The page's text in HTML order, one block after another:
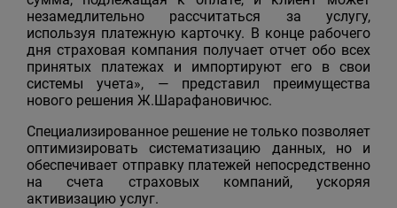
незамедлительно рассчитаться за услугу,
используя платежную карточку. В конце рабочего
дня страховая компания получает отчет обо всех
принятых платежах и импортируют его в свои
системы учета», — представил преимущества
нового решения Ж.Шарафановичюс.
Специализированное решение не только позволяет
оптимизировать систематизацию данных, но и
обеспечивает отправку платежей непосредственно
на счета страховых компаний, ускоряя
активизацию услуг.